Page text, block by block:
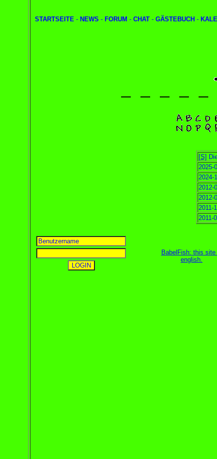
STARTSEITE - NEWS - FORUM - CHAT - GÄSTEBUCH -
[S]
2025-
2024-
2012-
2012-
2011-
2011-
BabelFish: this site
english.